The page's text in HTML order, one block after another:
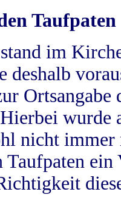
Taufpaten
im
deshalb
wurde
nicht
Taufpaten